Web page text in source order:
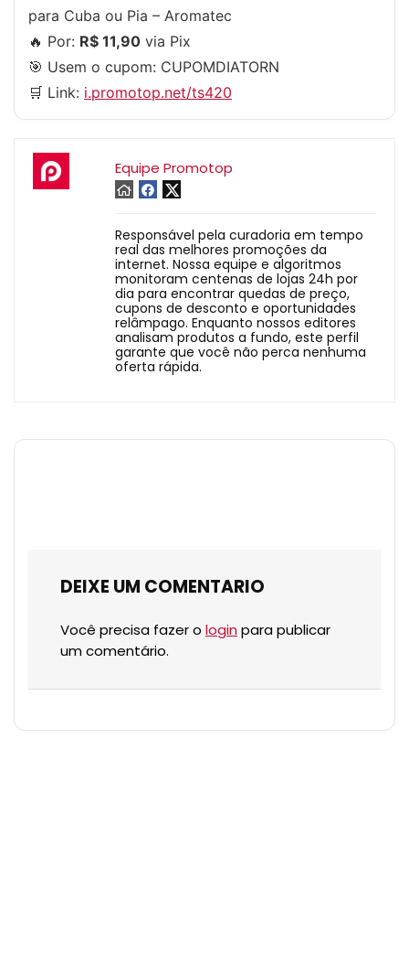
para Cuba ou Pia – Aromatec
🔥 Por: R$ 11,90 via Pix
🎯 Usem o cupom: CUPOMDIATORN
🛒 Link: i.promotop.net/ts420
Equipe Promotop
Responsável pela curadoria em tempo
real das melhores promoções da
internet. Nossa equipe e algoritmos
monitoram centenas de lojas 24h por
dia para encontrar quedas de preço,
cupons de desconto e oportunidades
relâmpago. Enquanto nossos editores
analisam produtos a fundo, este perfil
garante que você não perca nenhuma
oferta rápida.
DEIXE UM COMENTARIO
Você precisa fazer o login para publicar
um comentário.